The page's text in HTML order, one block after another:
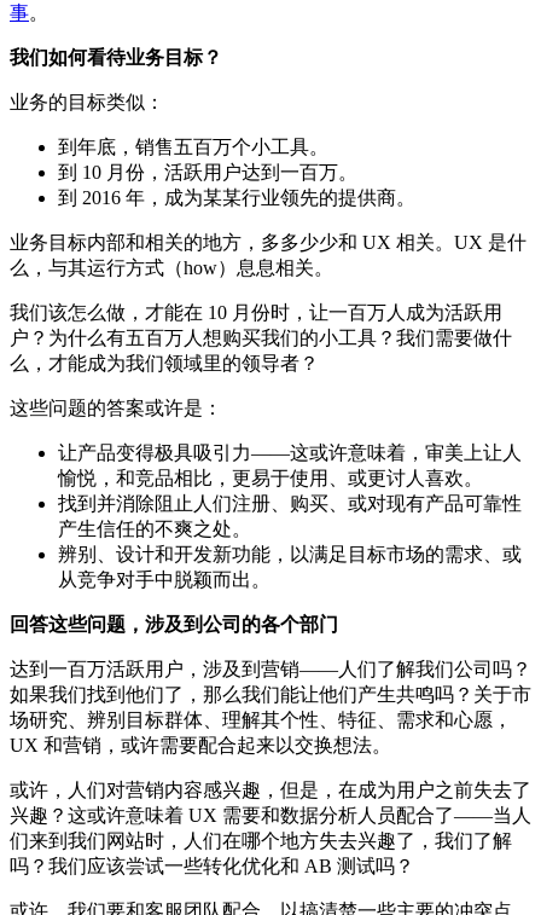
事。
我们如何看待业务目标？
业务的目标类似：
到年底，销售五百万个小工具。
到 10 月份，活跃用户达到一百万。
到 2016 年，成为某某行业领先的提供商。
业务目标内部和相关的地方，多多少少和 UX 相关。UX 是什
么，与其运行方式（how）息息相关。
我们该怎么做，才能在 10 月份时，让一百万人成为活跃用
户？为什么有五百万人想购买我们的小工具？我们需要做什
么，才能成为我们领域里的领导者？
这些问题的答案或许是：
让产品变得极具吸引力——这或许意味着，审美上让人
愉悦，和竞品相比，更易于使用、或更讨人喜欢。
找到并消除阻止人们注册、购买、或对现有产品可靠性
产生信任的不爽之处。
辨别、设计和开发新功能，以满足目标市场的需求、或
从竞争对手中脱颖而出。
回答这些问题，涉及到公司的各个部门
达到一百万活跃用户，涉及到营销——人们了解我们公司吗？
如果我们找到他们了，那么我们能让他们产生共鸣吗？关于市
场研究、辨别目标群体、理解其个性、特征、需求和心愿，
UX 和营销，或许需要配合起来以交换想法。
或许，人们对营销内容感兴趣，但是，在成为用户之前失去了
兴趣？这或许意味着 UX 需要和数据分析人员配合了——当人
们来到我们网站时，人们在哪个地方失去兴趣了，我们了解
吗？我们应该尝试一些转化优化和 AB 测试吗？
或许，我们要和客服团队配合，以搞清楚一些主要的冲突点。